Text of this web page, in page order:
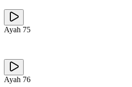
Ayah 75
Ayah 76